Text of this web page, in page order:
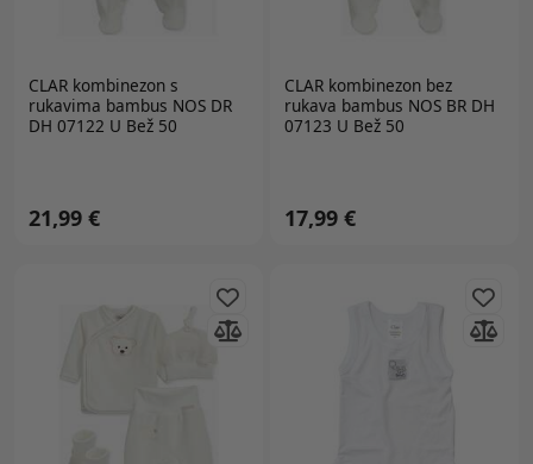
CLAR kombinezon s
rukavima bambus NOS DR
DH 07122 U Bež 50
21,99 €
CLAR kombinezon bez
rukava bambus NOS BR DH
07123 U Bež 50
17,99 €